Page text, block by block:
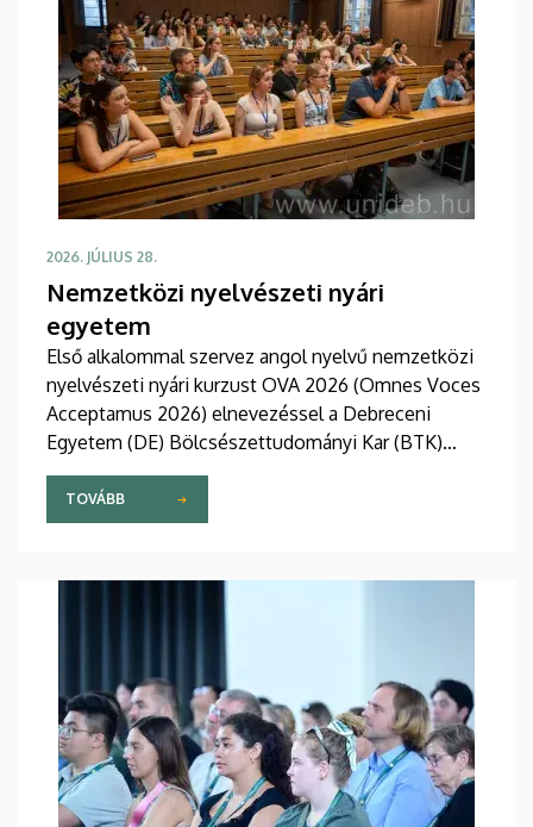
2026. JÚLIUS 28.
Nemzetközi nyelvészeti nyári
egyetem
Első alkalommal szervez angol nyelvű nemzetközi
nyelvészeti nyári kurzust OVA 2026 (Omnes Voces
Acceptamus 2026) elnevezéssel a Debreceni
Egyetem (DE) Bölcsészettudományi Kar (BTK)
Angol-Amerikai Intézet Angol Nyelvészeti
Tanszéke. A 2026. július 27 - augusztus 7. közötti
eseményre csaknem tíz ország mintegy száz
nemzetközi oktatógárda közreműködésével
TOVÁBB